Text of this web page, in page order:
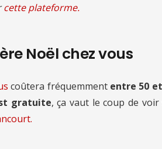
cette plateforme.
Noël chez vous
coûtera fréquemment entre 50
gratuite, ça vaut le coup de